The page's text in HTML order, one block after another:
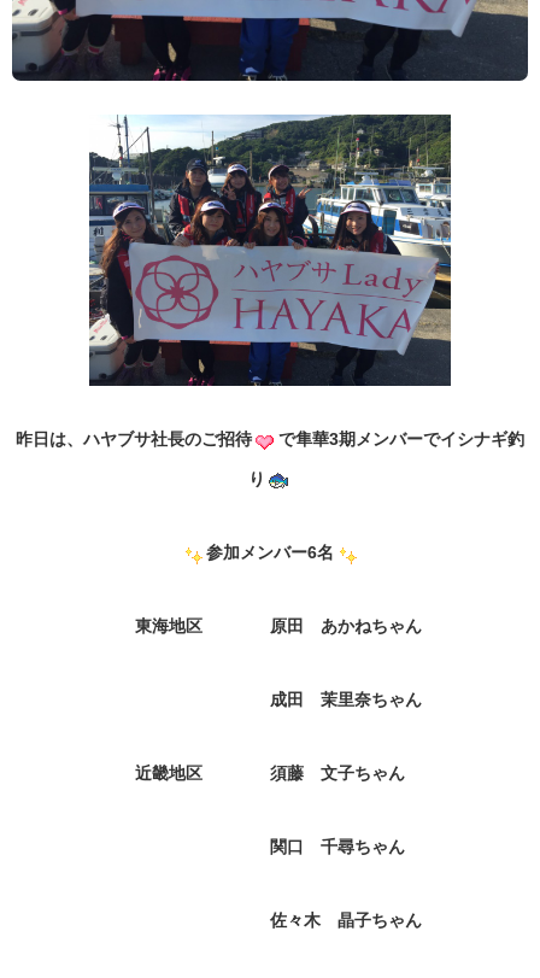
昨日は、ハヤブサ社長のご招待 で隼華3期メンバーでイシナギ釣
り
参加メンバー6名
東海地区 原田 あかねちゃん
成田 茉里奈ちゃん
近畿地区 須藤 文子ちゃん
関口 千尋ちゃん
佐々木 晶子ちゃん